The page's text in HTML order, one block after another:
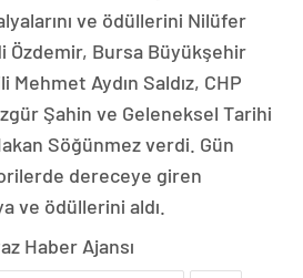
ve ödüllerini Nilüfer
Özdemir, Bursa Büyükşehir
Aydın Saldız, CHP
Şahin ve Geleneksel Tarihi
Söğünmez verdi. Gün
dereceye giren
ve ödüllerini aldı.
Haber Ajansı